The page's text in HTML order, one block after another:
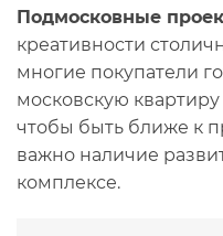
Подмосковные
креативности
многие покупатели
московскую
чтобы быть ближе к
важно наличие
комплексе.